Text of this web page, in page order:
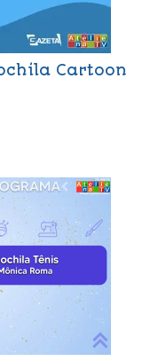
Cartoon